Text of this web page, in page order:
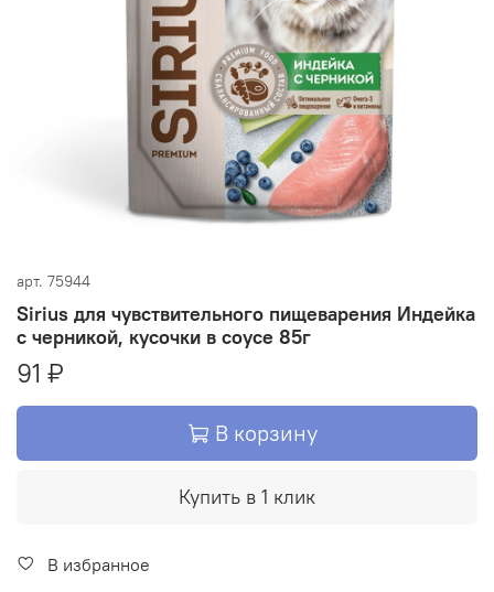
арт. 75944
Sirius для чувствительного пищеварения Индейка
с черникой, кусочки в соусе 85г
91 ₽
В корзину
Купить в 1 клик
В избранное